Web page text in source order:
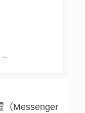
（Messenger